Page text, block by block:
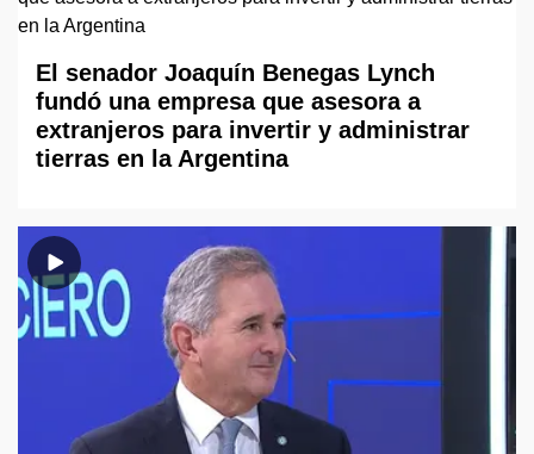
El senador Joaquín Benegas Lynch
fundó una empresa que asesora a
extranjeros para invertir y administrar
tierras en la Argentina